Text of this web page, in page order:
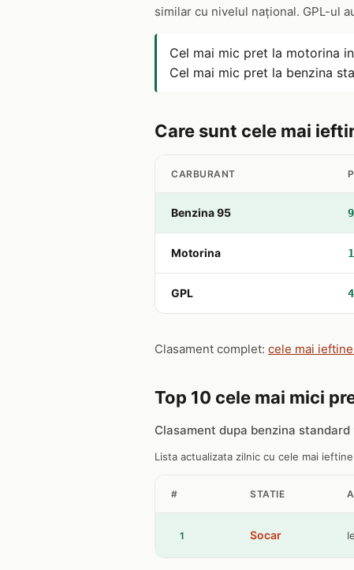
similar cu nivelul național. GPL-ul
Cel mai mic pret la motorina in
Cel mai mic pret la benzina
Care sunt cele mai
CARBURANT
Benzina 95
Motorina
GPL
Clasament complet: cele mai
Top 10 cele mai mici
Clasament dupa benzina
Lista actualizata zilnic cu cele mai
# STATIE
1 Socar